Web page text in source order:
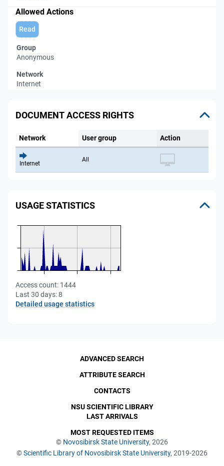
Allowed Actions
Read
Group
Anonymous
Network
Internet
DOCUMENT ACCESS RIGHTS
Network User group Action
Internet
All
USAGE STATISTICS
Access count: 1444
Last 30 days:8
Detailed usage statistics
© Novosibirsk State University, 2026
©Scientific Library of Novosibirsk State University, 2019-2026
ADVANCED SEARCH
ATTRIBUTE SEARCH
CONTACTS
NSU SCIENTIFIC LIBRARY
LAST ARRIVALS
MOST REQUESTED ITEMS